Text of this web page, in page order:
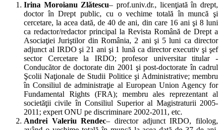
Irina Moroianu Zlătescu– prof.univ.dr., licenţiată în drept,
doctor în Drept public, cu o vechime totală în muncă şi
cercetare, la acea dată, de 40 de ani, din care 16 ani şi 8 luni
ca redactor/redactor principal la Revista Română de Drept a
Asociaţiei Juriştilor din România, 2 ani şi 5 luni ca director
adjunct al IRDO şi 21 ani şi 1 lună ca director executiv şi şef
sector Cercetare la IRDO; profesor universitar titular -
Conducător de doctorate din 2001 şi post-doctorate în cadrul
Şcolii Naţionale de Studii Politice şi Administrative; membru
în Consiliul de administraţie al European Union Agency for
Fundamental Rights (FRA); membru ales reprezentant al
societăţii civile în Consiliul Superior al Magistraturii 2005-
2011; expert ONU pe discriminare 2002-2011, etc.
Andrei Valeriu Rendec– director adjunct IRDO, filolog,